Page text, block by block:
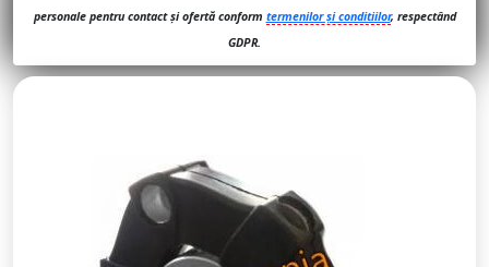
personale pentru contact și ofertă conform termenilor și conditiilor, respectând
GDPR.